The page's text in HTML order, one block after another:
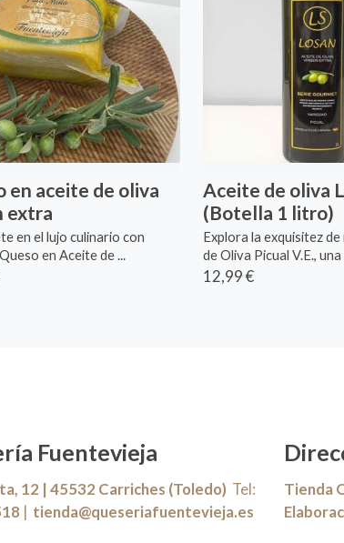
en aceite de oliva
extra
en el lujo culinario con
en Aceite de ...
Aceite de oliva
(Botella 1 litro)
Explora la exquisitez
de Oliva Picual V.E., una
12,99 €
Fuentevieja
12 | 45532 Carriches (Toledo) Tel:
| tienda@queseriafuentevieja.es
Tienda